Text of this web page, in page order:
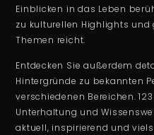
Einblicken in das Leben
zu kulturellen Highlights
Themen reicht.
Entdecken Sie außerdem
Hintergründe zu bekannten
verschiedenen Bereichen.
Unterhaltung und
aktuell, inspirierend und